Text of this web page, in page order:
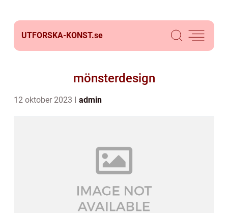
UTFORSKA-KONST.se
mönsterdesign
12 oktober 2023 admin